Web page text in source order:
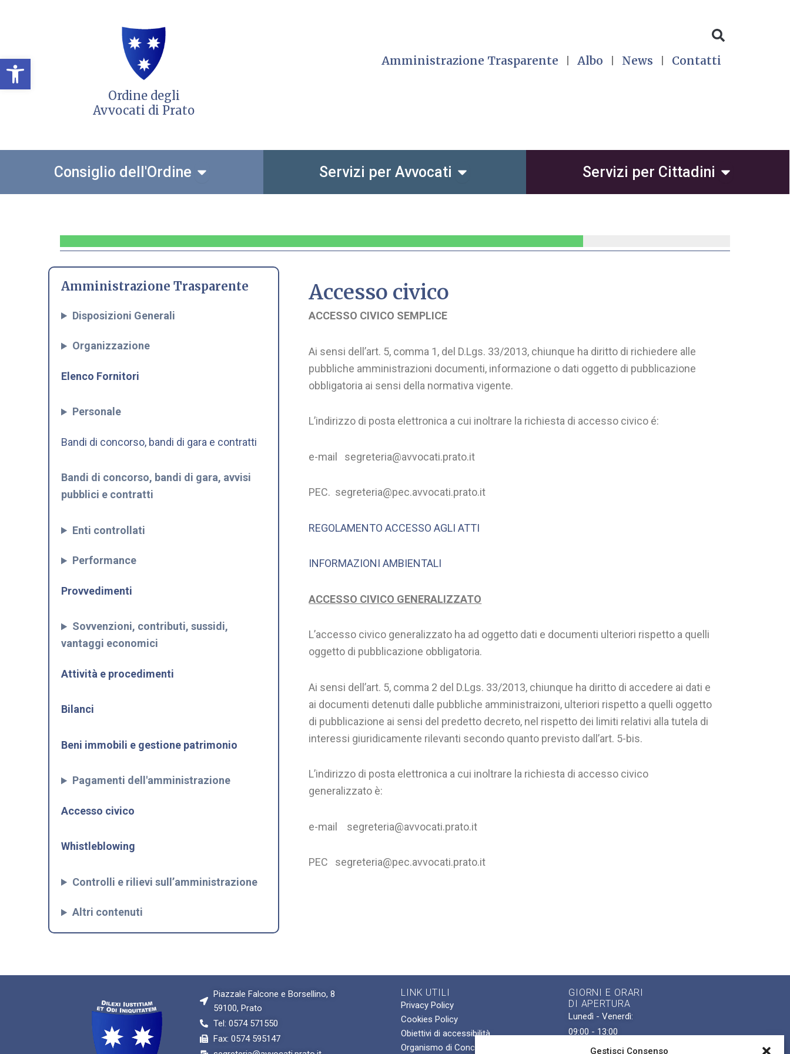
Open toolbar
Gestisci Consenso
Ordine degli
Avvocati di Prato
Amministrazione Trasparente Albo News Contatti
Consiglio dell'Ordine Open Consiglio dell'OrdineServizi per Avvocati Open Servizi per AvvocatiServizi per Cittadini Open
Amministrazione Trasparente
Disposizioni Generali
Organizzazione
Elenco Fornitori
Personale
Bandi di concorso, bandi di gara e contratti
Bandi di concorso, bandi di gara, avvisi
pubblici e contratti
Enti controllati
Performance
Provvedimenti
Sovvenzioni, contributi, sussidi,
vantaggi economici
Attività e procedimenti
Bilanci
Beni immobili e gestione patrimonio
Pagamenti dell'amministrazione
Accesso civico
Whistleblowing
Controlli e rilievi sull’amministrazione
Altri contenuti
Accesso civico
ACCESSO CIVICO SEMPLICE
Ai sensi dell’art. 5, comma 1, del D.Lgs. 33/2013, chiunque ha diritto di richiedere alle
pubbliche amministrazioni documenti, informazione o dati oggetto di pubblicazione
obbligatoria ai sensi della normativa vigente.
L’indirizzo di posta elettronica a cui inoltrare la richiesta di accesso civico é:
e-mail segreteria@avvocati.prato.it
PEC. segreteria@pec.avvocati.prato.it
REGOLAMENTO ACCESSO AGLI ATTI
INFORMAZIONI AMBIENTALI
ACCESSO CIVICO GENERALIZZATO
L’accesso civico generalizzato ha ad oggetto dati e documenti ulteriori rispetto a quelli
oggetto di pubblicazione obbligatoria.
Ai sensi dell’art. 5, comma 2 del D.Lgs. 33/2013, chiunque ha diritto di accedere ai dati e
ai documenti detenuti dalle pubbliche amministraizoni, ulteriori rispetto a quelli oggetto
di pubblicazione ai sensi del predetto decreto, nel rispetto dei limiti relativi alla tutela di
interessi giuridicamente rilevanti secondo quanto previsto dall’art. 5-bis.
L’indirizzo di posta elettronica a cui inoltrare la richiesta di accesso civico
generalizzato è:
e-mail segreteria@avvocati.prato.it
PEC segreteria@pec.avvocati.prato.it
Piazzale Falcone e Borsellino, 8
59100, Prato
Tel: 0574 571550
Fax: 0574 595147
LINK UTILI
Privacy Policy
Cookies Policy
Obiettivi di accessibilità
Organismo di Conciliazione Forense
GIORNI E ORARI
DI APERTURA
Lunedì - Venerdì:
09:00 - 13:00